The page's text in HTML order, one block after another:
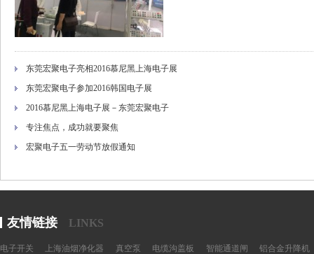
东莞宏聚电子亮相2016慕尼黑上海电子展
东莞宏聚电子参加2016韩国电子展
2016慕尼黑上海电子展－东莞宏聚电子
专注焦点，成功就要聚焦
宏聚电子五一劳动节放假通知
友情链接 LINKS
电子开关 上海油烟净化器 真空泵 电缆沟盖板 智能通道闸 铝合金升降机